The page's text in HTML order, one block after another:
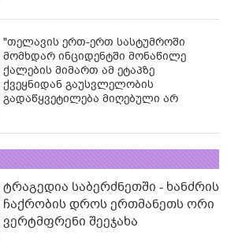
"თელავის ერთ-ერთ სასტუმროში
მომხდარ ინციდენტში მონაწილე
ქალების მიმართ ამ ეტაპზე
ქვეყნიდან გაუსვლელობის
გადაწყვეტილება მიღებული არ
ტრაგედია საბერძნეთში - ხანძრის
ჩაქრობის დროს ერთმანეთს ორი
ვერტმფრენი შეეჯახა